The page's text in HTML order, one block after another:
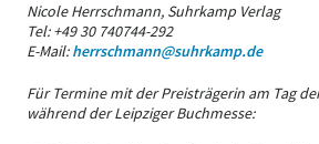
Nicole Herrschmann, Suhrkamp Verlag
Tel: +49 30 740744-292
E-Mail:herrschmann@suhrkamp.de
Für Termine mit der Preisträgerin am Tag
während der Leipziger Buchmesse: